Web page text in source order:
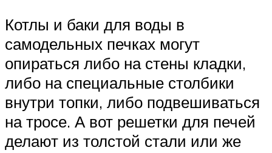
Котлы и баки для воды в
самодельных печках могут
опираться либо на стены кладки,
либо на специальные столбики
внутри топки, либо подвешиваться
на тросе. А вот решетки для печей
делают из толстой стали или же